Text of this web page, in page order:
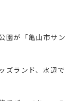
園が「亀山市サン
ズランド、水辺で